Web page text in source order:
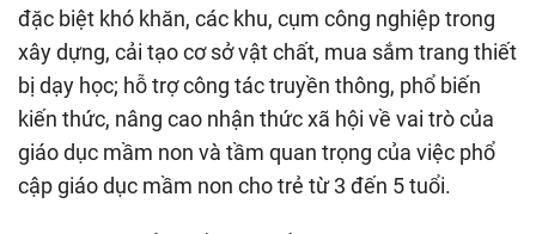
đặc biệt khó khăn, các khu, cụm công nghiệp trong
xây dựng, cải tạo cơ sở vật chất, mua sắm trang thiết
bị dạy học; hỗ trợ công tác truyền thông, phổ biến
kiến thức, nâng cao nhận thức xã hội về vai trò của
giáo dục mầm non và tầm quan trọng của việc phổ
cập giáo dục mầm non cho trẻ từ 3 đến 5 tuổi.